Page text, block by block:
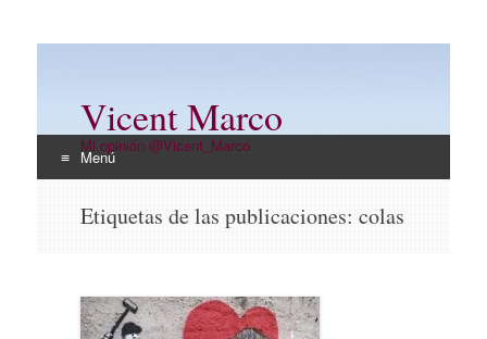
Vicent Marco
Mi opinión @Vicent_Marco
Menú
Etiquetas de las publicaciones: colas